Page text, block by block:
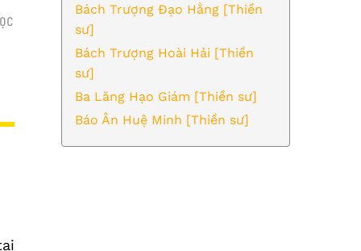
Bách Trượng Đạo Hằng [Thiền
sư]
Bách Trượng Hoài Hải [Thiền
sư]
Ba Lăng Hạo Giám [Thiền sư]
Báo Ân Huệ Minh [Thiền sư]